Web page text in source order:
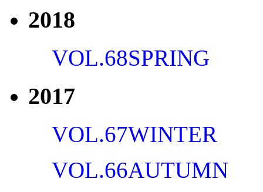
2018
VOL.68SPRING
2017
VOL.67WINTER
VOL.66AUTUMN